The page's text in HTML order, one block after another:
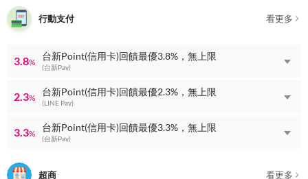
行動支付 看更多
3.8%
台新Point(信用卡)回饋最優3.8%，無上限
(台新Pay)
2.3%
台新Point(信用卡)回饋最優2.3%，無上限
(LINE Pay)
3.3%
台新Point(信用卡)回饋最優3.3%，無上限
(台新Pay)
超商 看更多